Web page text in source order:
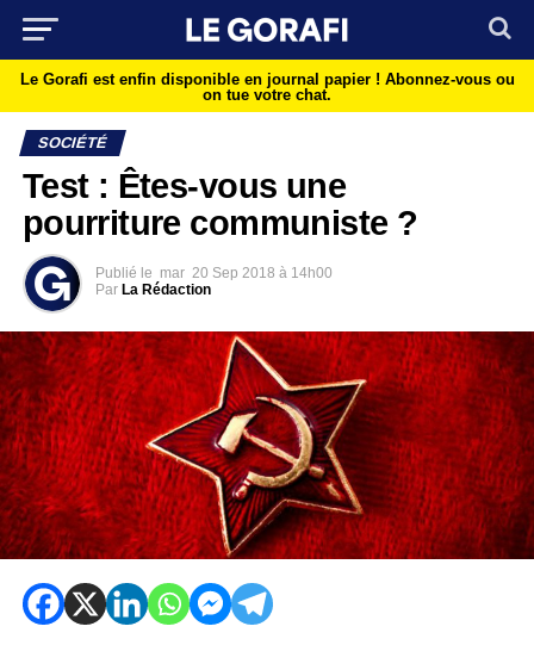
Le Gorafi est enfin disponible en journal papier ! Abonnez-vous ou
on tue votre chat.
SOCIÉTÉ
Test : Êtes-vous une
pourriture communiste ?
Publié le mar 20 Sep 2018 à 14h00
Par La Rédaction